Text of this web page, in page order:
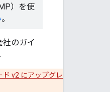
）を使
。
社のガイ
ド v2 にアップグレ